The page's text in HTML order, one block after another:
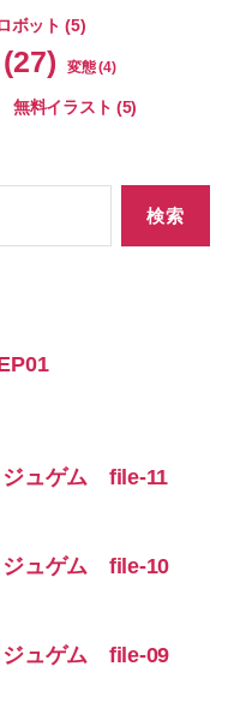
ボット (5)
(27) 変態(4)
無料イラスト (5)
ジュゲム file-11
ジュゲム file-10
ジュゲム file-09